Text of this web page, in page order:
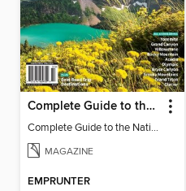
Complete Guide to the National Parks - America The Beautiful 2023
Complete Guide to the National Parks - America The Beautiful 2023
MAGAZINE
EMPRUNTER